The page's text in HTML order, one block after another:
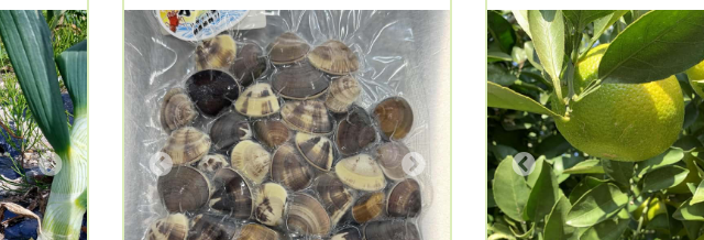
ステー
かぼちゃ
、チンゲ
。 年間
。 安
ださい。
嬉しいで
ます。
致します。野〆の魚も発送する場合もあり
ます。発送する際には鮮度保持の為、 ク
ール便を使用します。 魚介類ですので、
漁獲次第の発送となってしまいます。 注
文から何日か、お待ち頂く場合もあるかも
しれませんので、予めご了承くださいます
ようお願い致します。
Next Previous Next